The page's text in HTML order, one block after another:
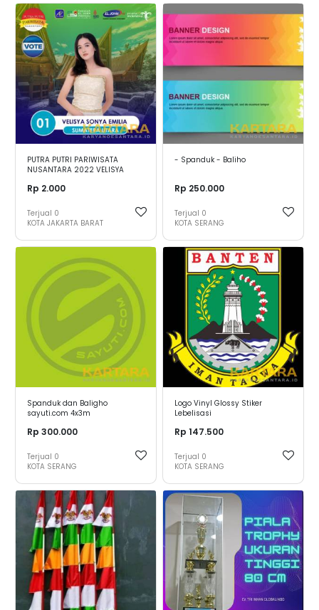
PUTRA PUTRI PARIWISATA
NUSANTARA 2022 VELISYA
SUMATERA UTARA
Rp 2.000
Terjual 0
KOTA JAKARTA BARAT
- Spanduk - Baliho
Rp 250.000
Terjual 0
KOTA SERANG
Spanduk dan Baligho
sayuti.com 4x3m
Rp 300.000
Terjual 0
KOTA SERANG
Logo Vinyl Glossy Stiker
Lebelisasi
Rp 147.500
Terjual 0
KOTA SERANG